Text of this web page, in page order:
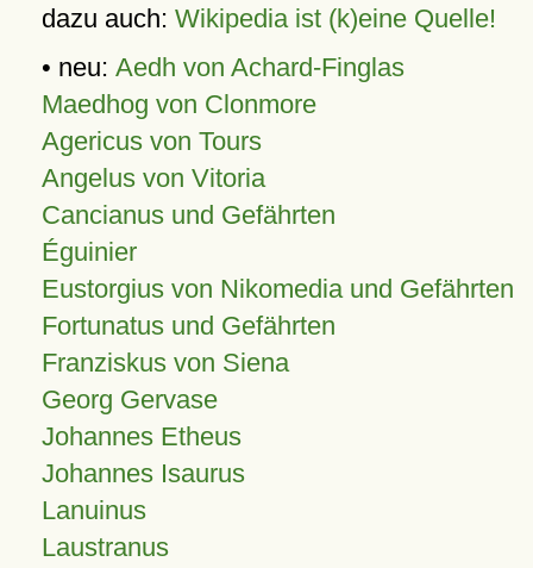
dazu auch: Wikipedia ist (k)eine Quelle!
• neu: Aedh von Achard-Finglas
Maedhog von Clonmore
Agericus von Tours
Angelus von Vitoria
Cancianus und Gefährten
Éguinier
Eustorgius von Nikomedia und Gefährten
Fortunatus und Gefährten
Franziskus von Siena
Georg Gervase
Johannes Etheus
Johannes Isaurus
Lanuinus
Laustranus